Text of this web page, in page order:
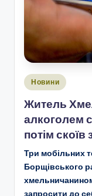
Опубліковано
Новини
Житель
алкоголем
потім скоїв
Три мобільних
Борщівського
запросити до